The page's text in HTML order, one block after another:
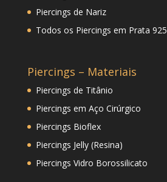
Piercings de Nariz
Todos os Piercings em Prata 925
Piercings – Materiais
Piercings de Titânio
Piercings em Aço Cirúrgico
Piercings Bioflex
Piercings Jelly (Resina)
Piercings Vidro Borossilicato